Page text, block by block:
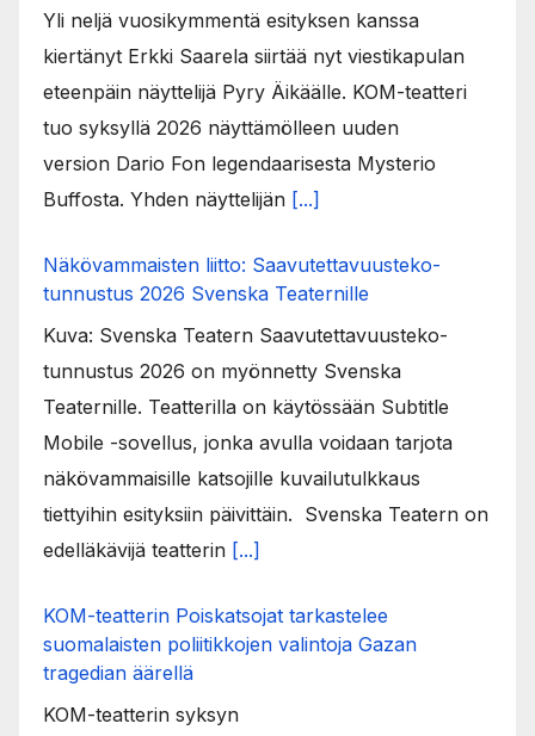
Yli neljä vuosikymmentä esityksen kanssa
kiertänyt Erkki Saarela siirtää nyt viestikapulan
eteenpäin näyttelijä Pyry Äikäälle. KOM-teatteri
tuo syksyllä 2026 näyttämölleen uuden
version Dario Fon legendaarisesta Mysterio
Buffosta. Yhden näyttelijän [...]
Näkövammaisten liitto: Saavutettavuusteko-
tunnustus 2026 Svenska Teaternille
Kuva: Svenska Teatern Saavutettavuusteko-
tunnustus 2026 on myönnetty Svenska
Teaternille. Teatterilla on käytössään Subtitle
Mobile -sovellus, jonka avulla voidaan tarjota
näkövammaisille katsojille kuvailutulkkaus
tiettyihin esityksiin päivittäin. Svenska Teatern on
edelläkävijä teatterin [...]
KOM-teatterin Poiskatsojat tarkastelee
suomalaisten poliitikkojen valintoja Gazan
tragedian äärellä
KOM-teatterin syksyn